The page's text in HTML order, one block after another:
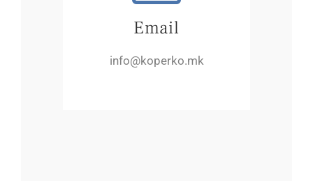
Email
info@koperko.mk